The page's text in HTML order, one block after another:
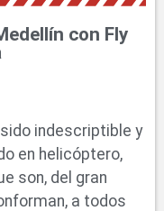
con Fly
indescriptible y
en helicóptero,
son, del gran
a todos